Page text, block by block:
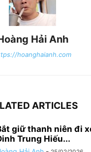
Hải Anh
hoanghaianh.com
ARTICLES
giữ thanh niên đi
Trung Hiếu...